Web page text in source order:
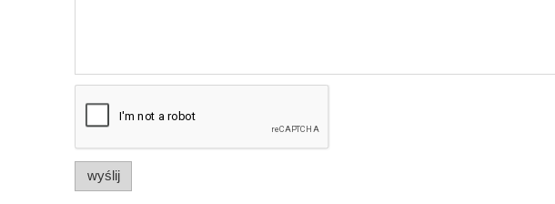
wyślij